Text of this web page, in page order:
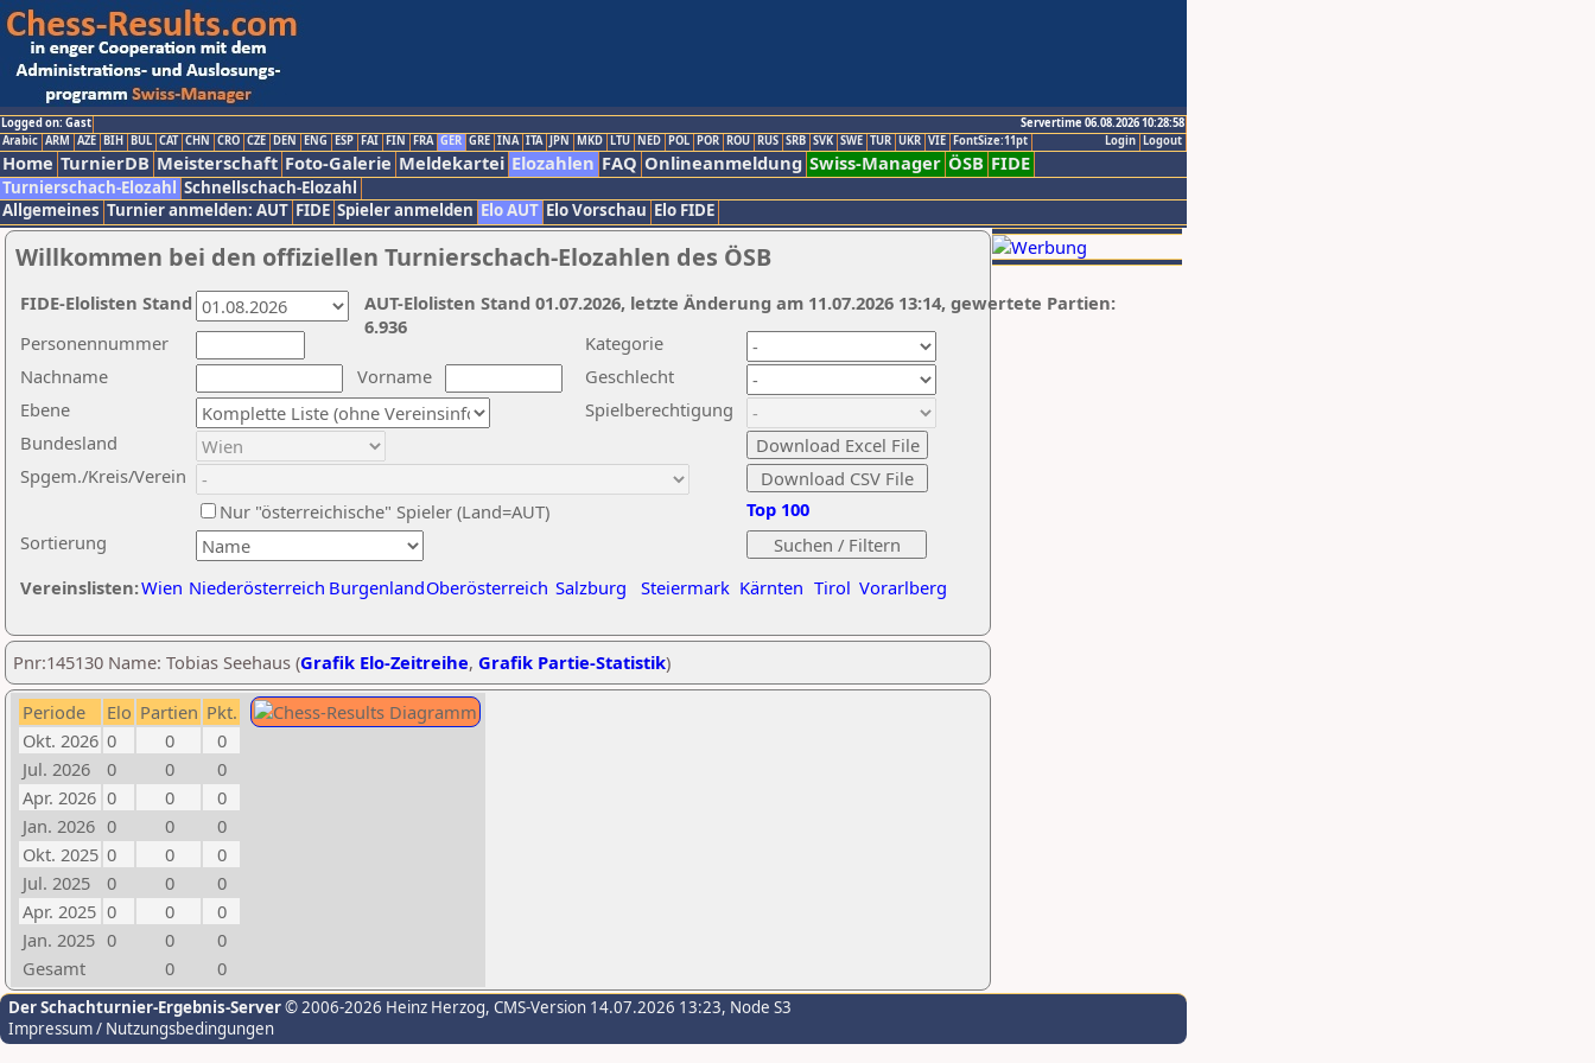
Logged on: Gast
Servertime 06.08.2026 10:28:58
Logout
Login
Arabic ARM AZE BIH BUL CAT CHN CRO CZE DEN ENG ESP FAI FIN FRA GER GRE INA ITA JPN MKD LTU NED POL POR ROU RUS SRB SVK SWE TUR UKR VIE FontSize:11pt
Home TurnierDB Meisterschaft Foto-Galerie Meldekartei Elozahlen FAQ Onlineanmeldung Swiss-Manager ÖSB FIDE
Turnierschach-Elozahl Schnellschach-Elozahl
Allgemeines Turnier anmelden: AUT FIDE Spieler anmelden Elo AUT Elo Vorschau Elo FIDE
Willkommen bei den offiziellen Turnierschach-Elozahlen des ÖSB
Nachname
Vorname
Ebene
Kategorie
Sortierung
Personennummer
Bundesland
Spgem./Kreis/Verein
Geschlecht
Nur "österreichische" Spieler (Land=AUT)
Spielberechtigung
Vereinslisten:Wien Niederösterreich BurgenlandOberösterreich Salzburg Steiermark Kärnten Tirol Vorarlberg
Top 100
AUT-Elolisten Stand 01.07.2026, letzte Änderung am 11.07.2026 13:14, gewertete Partien:
6.936
FIDE-Elolisten Stand
Pnr:145130 Name: Tobias Seehaus (Grafik Elo-Zeitreihe, Grafik Partie-Statistik)
Periode Elo Partien Pkt.
Okt. 2026 0 0
0
Jul. 2026
0 0
0
Apr. 2026 0 0
0
Jan. 2026 0 0
0
Okt. 2025 0 0
0
Jul. 2025
0 0
0
Apr. 2025 0 0
0
Jan. 2025 0 0
0
Gesamt
0 0
Der Schachturnier-Ergebnis-Server© 2006-2026 Heinz Herzog, CMS-Version 14.07.2026 13:23, Node S3
Impressum / Nutzungsbedingungen